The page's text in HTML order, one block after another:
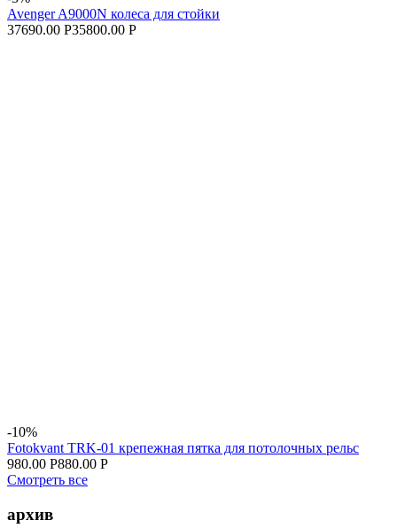
Avenger A9000N колеса для стойки
37690.00 Р35800.00 Р
-10%
Fotokvant TRK-01 крепежная пятка для потолочных рельс
980.00 Р880.00 Р
Смотреть все
архив